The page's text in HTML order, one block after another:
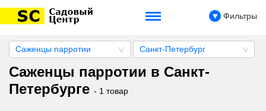
Фильтры
Саженцы парротии Санкт-Петербург
Саженцы парротии в Санкт-
Петербурге - 1 товар